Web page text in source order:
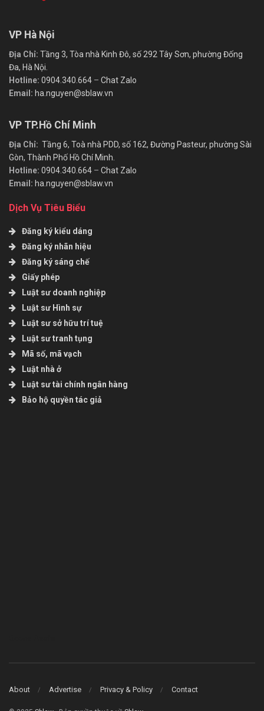
VP Hà Nội
Địa Chỉ: Tầng 3, Tòa nhà Kinh Đô, số 292 Tây Sơn, phường Đống
Đa, Hà Nội.
Hotline: 0904.340.664 – Chat Zalo
Email: ha.nguyen@sblaw.vn
VP TP.Hồ Chí Minh
Địa Chỉ: Tầng 6, Toà nhà PDD, số 162, Đường Pasteur, phường Sài
Gòn, Thành Phố Hồ Chí Minh.
Hotline: 0904.340.664 – Chat Zalo
Email: ha.nguyen@sblaw.vn
Dịch Vụ Tiêu Biểu
Đăng ký kiểu dáng
Đăng ký nhãn hiệu
Đăng ký sáng chế
Giấy phép
Luật sư doanh nghiệp
Luật sư Hình sự
Luật sư sở hữu trí tuệ
Luật sư tranh tụng
Mã số, mã vạch
Luật nhà ở
Luật sư tài chính ngân hàng
Bảo hộ quyền tác giả
About Advertise Privacy & Policy Contact